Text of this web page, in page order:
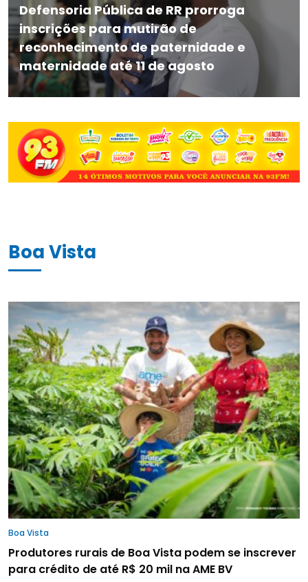
Defensoria Pública de RR prorroga
inscrições para mutirão de
reconhecimento de paternidade e
maternidade até 11 de agosto
Boa Vista
Boa Vista
Produtores rurais de Boa Vista podem se inscrever
para crédito de até R$ 20 mil na AME BV